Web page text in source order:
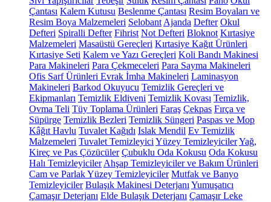
Çantası Kalem Kutusu Beslenme Çantası Resim Boyaları ve
Resim Boya Malzemeleri Selobant Ajanda Defter Okul
Defteri Spiralli Defter Fihrist Not Defteri Bloknot Kırtasiye
Malzemeleri Masaüstü Gereçleri Kırtasiye Kağıt Ürünleri
Kırtasiye Seti Kalem ve Yazı Gereçleri Koli Bandı Makinesi
Para Makineleri Para Çekmeceleri Para Sayma Makineleri
Ofis Sarf Ürünleri Evrak İmha Makineleri Laminasyon
Makineleri Barkod Okuyucu Temizlik Gereçleri ve
Ekipmanları Temizlik Eldiveni Temizlik Kovası Temizlik,
Ovma Teli Tüy Toplama Ürünleri Faraş Çekpas Fırça ve
Süpürge Temizlik Bezleri Temizlik Süngeri Paspas ve Mop
Kâğıt Havlu Tuvalet Kağıdı Islak Mendil Ev Temizlik
Malzemeleri Tuvalet Temizleyici Yüzey TemizleyicilerYağ,
Kireç ve Pas Çözücüler Çubuklu Oda Kokusu Oda Kokusu
Halı Temizleyiciler Ahşap Temizleyiciler ve Bakım Ürünleri
Cam ve Parlak Yüzey Temizleyiciler Mutfak ve Banyo
Temizleyiciler Bulaşık Makinesi Deterjanı Yumuşatıcı
Çamaşır Deterjanı Elde Bulaşık Deterjanı Çamaşır Leke